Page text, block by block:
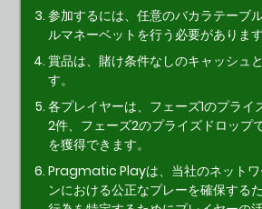
参加するには、任意のバカラテーブ
ルマネーベットを行う必要があります
賞品は、賭け条件なしのキャッシュ
す。
各プレイヤーは、フェーズ1のプライ
2件、フェーズ2のプライズドロップ
を獲得できます。
Pragmatic Playは、当社のネットワ
ンにおける公正なプレーを確保する